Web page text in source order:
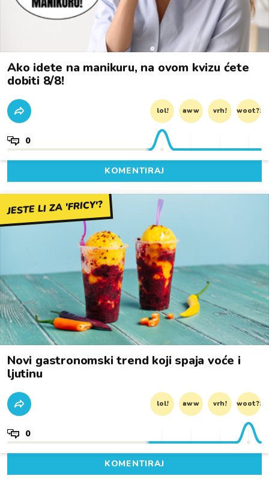
Ako idete na manikuru, na ovom kvizu ćete
dobiti 8/8!
lol! aww vrh! woot?!
0
KOMENTIRAJ
JESTE LI ZA 'FRICY'?
Novi gastronomski trend koji spaja voće i
ljutinu
lol! aww vrh! woot?!
0
KOMENTIRAJ